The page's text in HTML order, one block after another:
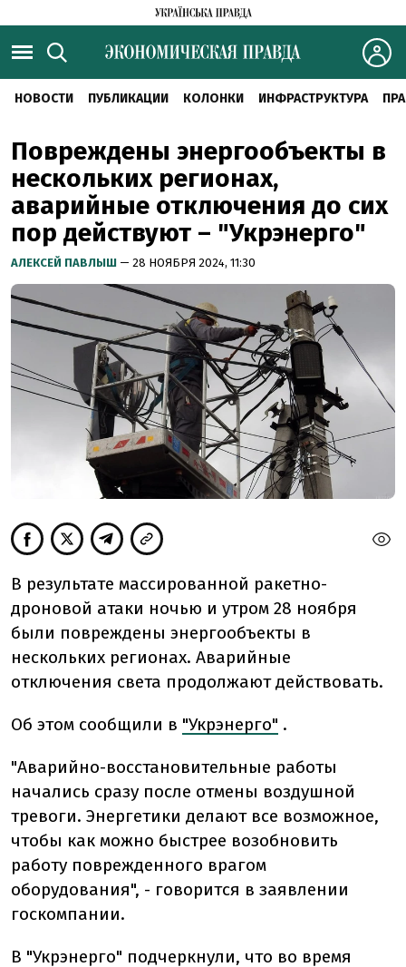
НОВОСТИ ПУБЛИКАЦИИ КОЛОНКИ ИНФРАСТРУКТУРА
Повреждены энергообъекты в
нескольких регионах,
аварийные отключения до сих
пор действуют – "Укрэнерго"
АЛЕКСЕЙ ПАВЛЫШ — 28 НОЯБРЯ 2024, 11:30
В результате массированной ракетно-
дроновой атаки ночью и утром 28 ноября
были повреждены энергообъекты в
нескольких регионах. Аварийные
отключения света продолжают действовать.
Об этом сообщили в "Укрэнерго" .
"Аварийно-восстановительные работы
начались сразу после отмены воздушной
тревоги. Энергетики делают все возможное,
чтобы как можно быстрее возобновить
работу поврежденного врагом
оборудования", - говорится в заявлении
госкомпании.
В "Укрэнерго" подчеркнули, что во время